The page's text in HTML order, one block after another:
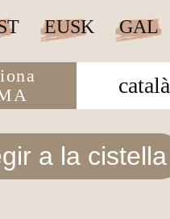
EUSK GAL
català
a la cistella